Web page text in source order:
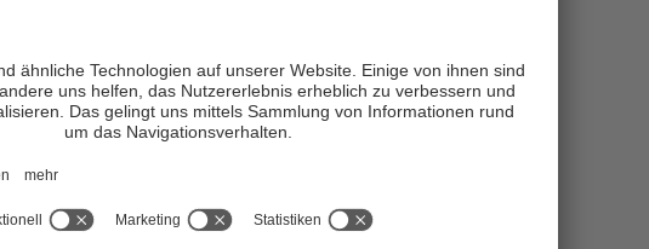
Toblach/Aufkirchen
zur Website